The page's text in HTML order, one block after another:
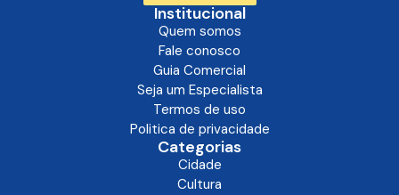
Institucional
Quem somos
Fale conosco
Guia Comercial
Seja um Especialista
Termos de uso
Politica de privacidade
Categorias
Cidade
Cultura